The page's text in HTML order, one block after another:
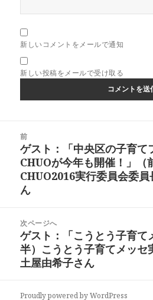
新しいコメントをメールで通知
新しい投稿をメールで受け取る
前
前
の
投
稿:
ゲスト：「中央区の子育て
CHUOが今年も開催！」（
CHUO2016実行委員会委
ん
次ページへ
次
の
投
ゲスト：「こうとう子育て
半）こうとう子育てメッ
土屋由希子さん
Proudly powered by WordPress